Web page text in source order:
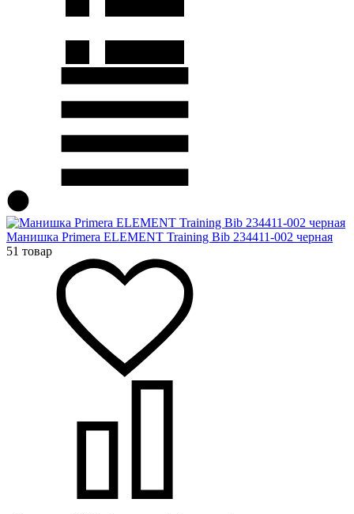
Манишка Primera ELEMENT Training Bib 234411-002 черная
51 товар